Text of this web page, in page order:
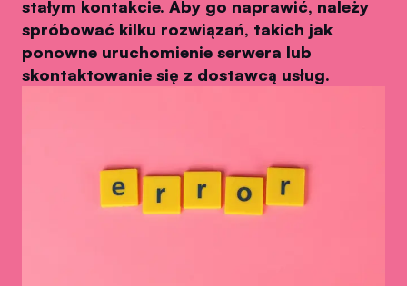
stałym kontakcie. Aby go naprawić, należy
spróbować kilku rozwiązań, takich jak
ponowne uruchomienie serwera lub
skontaktowanie się z dostawcą usług.